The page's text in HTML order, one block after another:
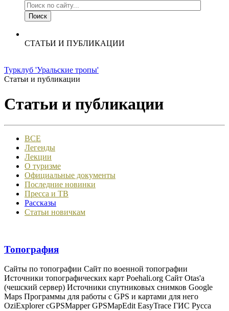
СТАТЬИ И ПУБЛИКАЦИИ
Турклуб 'Уральские тропы'
Статьи и публикации
Статьи и публикации
ВСЕ
Легенды
Лекции
О туризме
Официальные документы
Последние новинки
Пресса и ТВ
Рассказы
Статьи новичкам
Топография
Сайты по топографии Сайт по военной топографии
Источники топографических карт Poehali.org Сайт Otas'а
(чешский сервер) Источники спутниковых снимков Google
Maps Программы для работы с GPS и картами для него
OziExplorer cGPSMapper GPSMapEdit EasyTrace ГИС Русса